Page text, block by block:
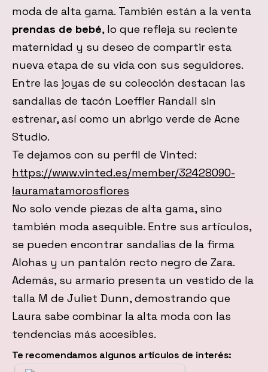
moda de alta gama. También están a la venta
prendas de bebé, lo que refleja su reciente
maternidad y su deseo de compartir esta
nueva etapa de su vida con sus seguidores.
Entre las joyas de su colección destacan las
sandalias de tacón Loeffler Randall sin
estrenar, así como un abrigo verde de Acne
Studio.
Te dejamos con su perfil de Vinted:
https://www.vinted.es/member/32428090-
lauramatamorosflores
No solo vende piezas de alta gama, sino
también moda asequible. Entre sus artículos,
se pueden encontrar sandalias de la firma
Alohas y un pantalón recto negro de Zara.
Además, su armario presenta un vestido de la
talla M de Juliet Dunn, demostrando que
Laura sabe combinar la alta moda con las
tendencias más accesibles.
Te recomendamos algunos artículos de interés: